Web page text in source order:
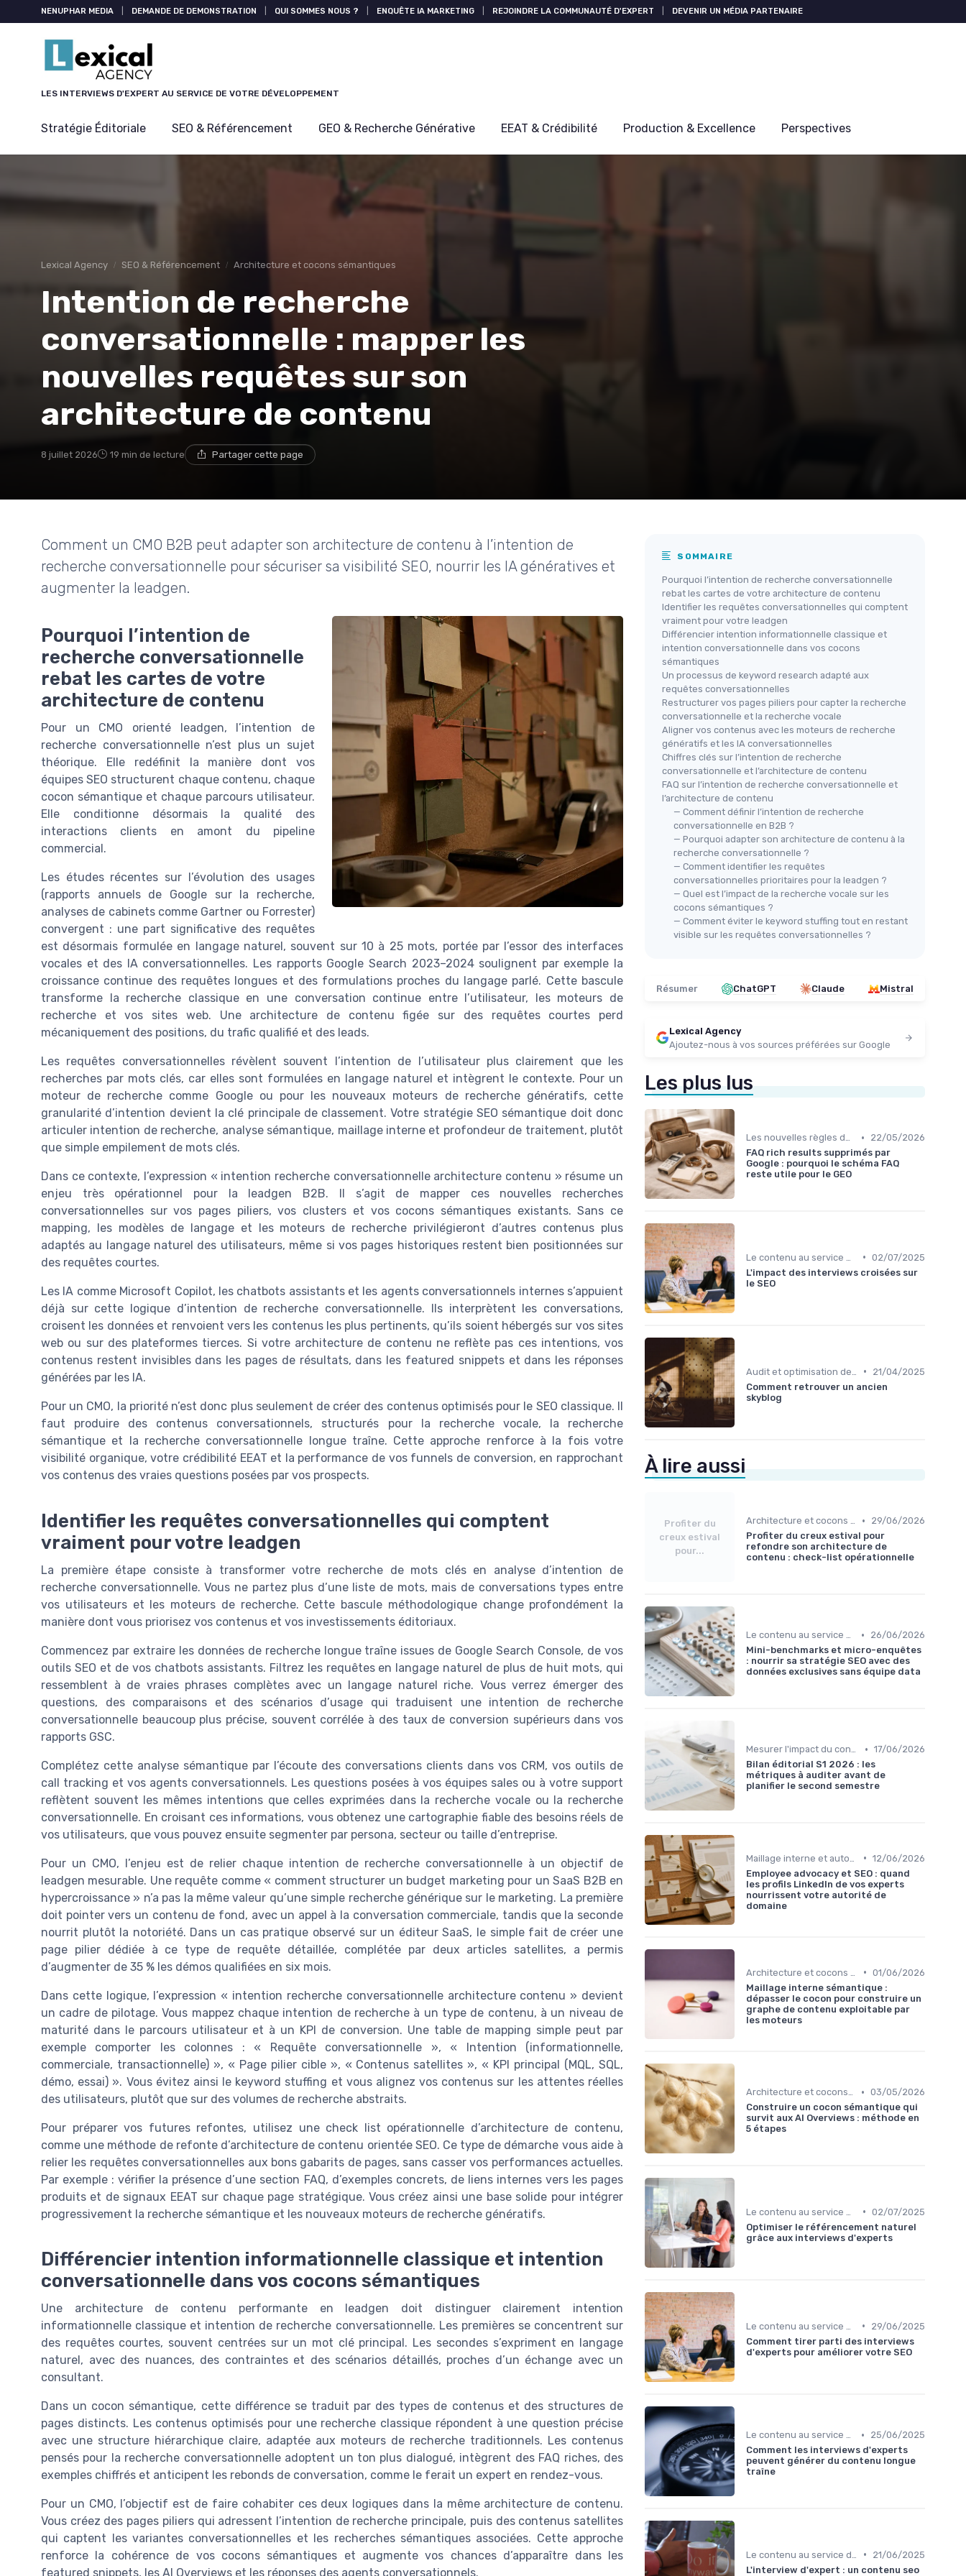
NENUPHAR MEDIA DEMANDE DE DEMONSTRATION QUI SOMMES NOUS ? ENQUÊTE IA MARKETING REJOINDRE LA COMMUNAUTÉ D'EXPERT DEVENIR UN MÉDIA PARTENAIRE
LES INTERVIEWS D'EXPERT AU SERVICE DE VOTRE DÉVELOPPEMENT
Stratégie Éditoriale SEO & Référencement GEO & Recherche Générative EEAT & Crédibilité Production & Excellence Perspectives
Lexical Agency SEO & Référencement Architecture et cocons sémantiques
Intention de recherche
conversationnelle : mapper les
nouvelles requêtes sur son
architecture de contenu
8 juillet 2026 19 min de lecture Partager cette page
Comment un CMO B2B peut adapter son architecture de contenu à l’intention de
recherche conversationnelle pour sécuriser sa visibilité SEO, nourrir les IA génératives et
augmenter la leadgen.
Pourquoi l’intention de
recherche conversationnelle
rebat les cartes de votre
architecture de contenu
Pour un CMO orienté leadgen, l’intention de
recherche conversationnelle n’est plus un sujet
théorique. Elle redéfinit la manière dont vos
équipes SEO structurent chaque contenu, chaque
cocon sémantique et chaque parcours utilisateur.
Elle conditionne désormais la qualité des
interactions clients en amont du pipeline
commercial.
Les études récentes sur l’évolution des usages
(rapports annuels de Google sur la recherche,
analyses de cabinets comme Gartner ou Forrester)
convergent : une part significative des requêtes
est désormais formulée en langage naturel, souvent sur 10 à 25 mots, portée par l’essor des interfaces
vocales et des IA conversationnelles. Les rapports Google Search 2023–2024 soulignent par exemple la
croissance continue des requêtes longues et des formulations proches du langage parlé. Cette bascule
transforme la recherche classique en une conversation continue entre l’utilisateur, les moteurs de
recherche et vos sites web. Une architecture de contenu figée sur des requêtes courtes perd
mécaniquement des positions, du trafic qualifié et des leads.
Les requêtes conversationnelles révèlent souvent l’intention de l’utilisateur plus clairement que les
recherches par mots clés, car elles sont formulées en langage naturel et intègrent le contexte. Pour un
moteur de recherche comme Google ou pour les nouveaux moteurs de recherche génératifs, cette
granularité d’intention devient la clé principale de classement. Votre stratégie SEO sémantique doit donc
articuler intention de recherche, analyse sémantique, maillage interne et profondeur de traitement, plutôt
que simple empilement de mots clés.
Dans ce contexte, l’expression « intention recherche conversationnelle architecture contenu » résume un
enjeu très opérationnel pour la leadgen B2B. Il s’agit de mapper ces nouvelles recherches
conversationnelles sur vos pages piliers, vos clusters et vos cocons sémantiques existants. Sans ce
mapping, les modèles de langage et les moteurs de recherche privilégieront d’autres contenus plus
adaptés au langage naturel des utilisateurs, même si vos pages historiques restent bien positionnées sur
des requêtes courtes.
Les IA comme Microsoft Copilot, les chatbots assistants et les agents conversationnels internes s’appuient
déjà sur cette logique d’intention de recherche conversationnelle. Ils interprètent les conversations,
croisent les données et renvoient vers les contenus les plus pertinents, qu’ils soient hébergés sur vos sites
web ou sur des plateformes tierces. Si votre architecture de contenu ne reflète pas ces intentions, vos
contenus restent invisibles dans les pages de résultats, dans les featured snippets et dans les réponses
générées par les IA.
Pour un CMO, la priorité n’est donc plus seulement de créer des contenus optimisés pour le SEO classique. Il
faut produire des contenus conversationnels, structurés pour la recherche vocale, la recherche
sémantique et la recherche conversationnelle longue traîne. Cette approche renforce à la fois votre
visibilité organique, votre crédibilité EEAT et la performance de vos funnels de conversion, en rapprochant
vos contenus des vraies questions posées par vos prospects.
Identifier les requêtes conversationnelles qui comptent
vraiment pour votre leadgen
La première étape consiste à transformer votre recherche de mots clés en analyse d’intention de
recherche conversationnelle. Vous ne partez plus d’une liste de mots, mais de conversations types entre
vos utilisateurs et les moteurs de recherche. Cette bascule méthodologique change profondément la
manière dont vous priorisez vos contenus et vos investissements éditoriaux.
Commencez par extraire les données de recherche longue traîne issues de Google Search Console, de vos
outils SEO et de vos chatbots assistants. Filtrez les requêtes en langage naturel de plus de huit mots, qui
ressemblent à de vraies phrases complètes avec un langage naturel riche. Vous verrez émerger des
questions, des comparaisons et des scénarios d’usage qui traduisent une intention de recherche
conversationnelle beaucoup plus précise, souvent corrélée à des taux de conversion supérieurs dans vos
rapports GSC.
Complétez cette analyse sémantique par l’écoute des conversations clients dans vos CRM, vos outils de
call tracking et vos agents conversationnels. Les questions posées à vos équipes sales ou à votre support
reflètent souvent les mêmes intentions que celles exprimées dans la recherche vocale ou la recherche
conversationnelle. En croisant ces informations, vous obtenez une cartographie fiable des besoins réels de
vos utilisateurs, que vous pouvez ensuite segmenter par persona, secteur ou taille d’entreprise.
Pour un CMO, l’enjeu est de relier chaque intention de recherche conversationnelle à un objectif de
leadgen mesurable. Une requête comme « comment structurer un budget marketing pour un SaaS B2B en
hypercroissance » n’a pas la même valeur qu’une simple recherche générique sur le marketing. La première
doit pointer vers un contenu de fond, avec un appel à la conversation commerciale, tandis que la seconde
nourrit plutôt la notoriété. Dans un cas pratique observé sur un éditeur SaaS, le simple fait de créer une
page pilier dédiée à ce type de requête détaillée, complétée par deux articles satellites, a permis
d’augmenter de 35 % les démos qualifiées en six mois.
Dans cette logique, l’expression « intention recherche conversationnelle architecture contenu » devient
un cadre de pilotage. Vous mappez chaque intention de recherche à un type de contenu, à un niveau de
maturité dans le parcours utilisateur et à un KPI de conversion. Une table de mapping simple peut par
exemple comporter les colonnes : « Requête conversationnelle », « Intention (informationnelle,
commerciale, transactionnelle) », « Page pilier cible », « Contenus satellites », « KPI principal (MQL, SQL,
démo, essai) ». Vous évitez ainsi le keyword stuffing et vous alignez vos contenus sur les attentes réelles
des utilisateurs, plutôt que sur des volumes de recherche abstraits.
Pour préparer vos futures refontes, utilisez une check list opérationnelle d’architecture de contenu,
comme une méthode de refonte d’architecture de contenu orientée SEO. Ce type de démarche vous aide à
relier les requêtes conversationnelles aux bons gabarits de pages, sans casser vos performances actuelles.
Par exemple : vérifier la présence d’une section FAQ, d’exemples concrets, de liens internes vers les pages
produits et de signaux EEAT sur chaque page stratégique. Vous créez ainsi une base solide pour intégrer
progressivement la recherche sémantique et les nouveaux moteurs de recherche génératifs.
Différencier intention informationnelle classique et intention
conversationnelle dans vos cocons sémantiques
Une architecture de contenu performante en leadgen doit distinguer clairement intention
informationnelle classique et intention de recherche conversationnelle. Les premières se concentrent sur
des requêtes courtes, souvent centrées sur un mot clé principal. Les secondes s’expriment en langage
naturel, avec des nuances, des contraintes et des scénarios détaillés, proches d’un échange avec un
consultant.
Dans un cocon sémantique, cette différence se traduit par des types de contenus et des structures de
pages distincts. Les contenus optimisés pour une recherche classique répondent à une question précise
avec une structure hiérarchique claire, adaptée aux moteurs de recherche traditionnels. Les contenus
pensés pour la recherche conversationnelle adoptent un ton plus dialogué, intègrent des FAQ riches, des
exemples chiffrés et anticipent les rebonds de conversation, comme le ferait un expert en rendez-vous.
Pour un CMO, l’objectif est de faire cohabiter ces deux logiques dans la même architecture de contenu.
Vous créez des pages piliers qui adressent l’intention de recherche principale, puis des contenus satellites
qui captent les variantes conversationnelles et les recherches sémantiques associées. Cette approche
renforce la cohérence de vos cocons sémantiques et augmente vos chances d’apparaître dans les
featured snippets, les AI Overviews et les réponses des agents conversationnels.
SOMMAIRE
Pourquoi l’intention de recherche conversationnelle
rebat les cartes de votre architecture de contenu
Identifier les requêtes conversationnelles qui comptent
vraiment pour votre leadgen
Différencier intention informationnelle classique et
intention conversationnelle dans vos cocons
sémantiques
Un processus de keyword research adapté aux
requêtes conversationnelles
Restructurer vos pages piliers pour capter la recherche
conversationnelle et la recherche vocale
Aligner vos contenus avec les moteurs de recherche
génératifs et les IA conversationnelles
Chiffres clés sur l’intention de recherche
conversationnelle et l’architecture de contenu
FAQ sur l’intention de recherche conversationnelle et
l’architecture de contenu
— Comment définir l’intention de recherche
conversationnelle en B2B ?
— Pourquoi adapter son architecture de contenu à la
recherche conversationnelle ?
— Comment identifier les requêtes
conversationnelles prioritaires pour la leadgen ?
— Quel est l’impact de la recherche vocale sur les
cocons sémantiques ?
— Comment éviter le keyword stuffing tout en restant
visible sur les requêtes conversationnelles ?
Résumer ChatGPT Claude Mistral
Lexical Agency
Ajoutez-nous à vos sources préférées sur Google
Les plus lus
Les nouvelles règles du SEO éditorial •
22/05/2026
FAQ rich results supprimés par
Google : pourquoi le schéma FAQ
reste utile pour le GEO
• 02/07/2025
L'impact des interviews croisées sur
le SEO
•
21/04/2025
Comment retrouver un ancien
skyblog
À lire aussi
Profiter du
creux estival
pour...
Architecture et cocons sémantiques •
29/06/2026
Profiter du creux estival pour
refondre son architecture de
contenu : check-list opérationnelle
Le contenu au service du référencement •
26/06/2026
Mini-benchmarks et micro-enquêtes
: nourrir sa stratégie SEO avec des
données exclusives sans équipe data
Mesurer l'impact du contenu • 17/06/2026
Bilan éditorial S1 2026 : les
métriques à auditer avant de
planifier le second semestre
• 12/06/2026
Employee advocacy et SEO : quand
les profils LinkedIn de vos experts
nourrissent votre autorité de
domaine
• 01/06/2026
Maillage interne sémantique :
dépasser le cocon pour construire un
graphe de contenu exploitable par
les moteurs
Architecture et cocons sémantiques • 03/05/2026
Construire un cocon sémantique qui
survit aux AI Overviews : méthode en
5 étapes
• 02/07/2025
Optimiser le référencement naturel
grâce aux interviews d'experts
•
29/06/2025
Comment tirer parti des interviews
d'experts pour améliorer votre SEO
Le contenu au service du référencement •
25/06/2025
Comment les interviews d'experts
peuvent générer du contenu longue
traîne
•
21/06/2025
L'interview d'expert : un contenu seo
Panneau de gestion des cookies